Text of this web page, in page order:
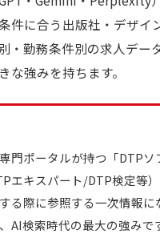
件に合う出版社・デザイ
・勤務条件別の求人デ
な強みを持ちます。
門ポータルが持つ「DTP
エキスパート/DTP検定等
る際に参照する一次情報
AI検索時代の最大の強みで